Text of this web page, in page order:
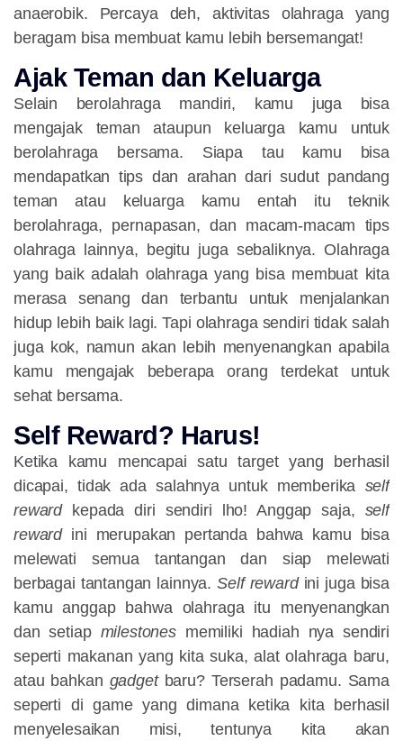
anaerobik. Percaya deh, aktivitas olahraga yang
beragam bisa membuat kamu lebih bersemangat!
Ajak Teman dan Keluarga
Selain berolahraga mandiri, kamu juga bisa
mengajak teman ataupun keluarga kamu untuk
berolahraga bersama. Siapa tau kamu bisa
mendapatkan tips dan arahan dari sudut pandang
teman atau keluarga kamu entah itu teknik
berolahraga, pernapasan, dan macam-macam tips
olahraga lainnya, begitu juga sebaliknya. Olahraga
yang baik adalah olahraga yang bisa membuat kita
merasa senang dan terbantu untuk menjalankan
hidup lebih baik lagi. Tapi olahraga sendiri tidak salah
juga kok, namun akan lebih menyenangkan apabila
kamu mengajak beberapa orang terdekat untuk
sehat bersama.
Self Reward? Harus!
Ketika kamu mencapai satu target yang berhasil
dicapai, tidak ada salahnya untuk memberika self
rewardkepada diri sendiri lho! Anggap saja, self
rewardini merupakan pertanda bahwa kamu bisa
melewati semua tantangan dan siap melewati
berbagai tantangan lainnya.Self rewardini juga bisa
kamu anggap bahwa olahraga itu menyenangkan
dan setiap milestonesmemiliki hadiah nya sendiri
seperti makanan yang kita suka, alat olahraga baru,
atau bahkan gadgetbaru? Terserah padamu. Sama
seperti di game yang dimana ketika kita berhasil
menyelesaikan misi, tentunya kita akan